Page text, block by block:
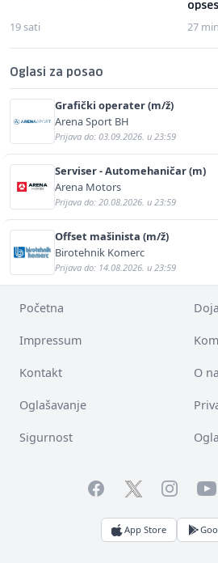
19 sati 27 min
Oglasi za posao
Grafički operater (m/ž)
Arena Sport BH
Prijava do: 03.09.2026. u 23:59
Serviser - Automehaničar (m)
Arena Motors
Prijava do: 20.08.2026. u 23:59
Offset mašinista (m/ž)
Birotehnik Komerc
Prijava do: 14.08.2026. u 23:59
Početna
Impressum
Kontakt O
Oglašavanje
Sigurnost
FacebookTwitterInstagram
App Store